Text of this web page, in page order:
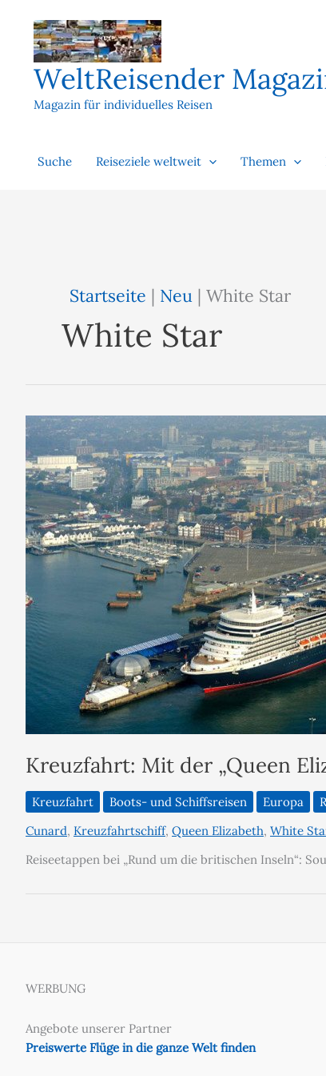
springen
WeltReisender
Magazin für individuelles Reisen
Suche Reiseziele weltweit Themen
Startseite | Neu | White Star
White Star
Kreuzfahrt: Mit der „Queen
Kreuzfahrt Boots- und Schiffsreisen Europa
Cunard, Kreuzfahrtschiff, Queen Elizabeth, White
Reiseetappen bei „Rund um die britischen Inseln“:
WERBUNG
Angebote unserer Partner
Preiswerte Flüge in die ganze Welt finden